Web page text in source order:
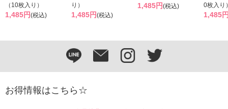
（10枚入り）
1,485円(税込)
り）
1,485円(税込)
1,485円(税込)
0枚入り
1,485
お得情報はこちら☆